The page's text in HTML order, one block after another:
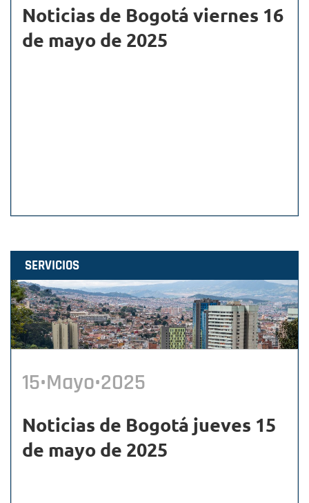
Noticias de Bogotá viernes 16
de mayo de 2025
SERVICIOS
15•Mayo•2025
Noticias de Bogotá jueves 15
de mayo de 2025